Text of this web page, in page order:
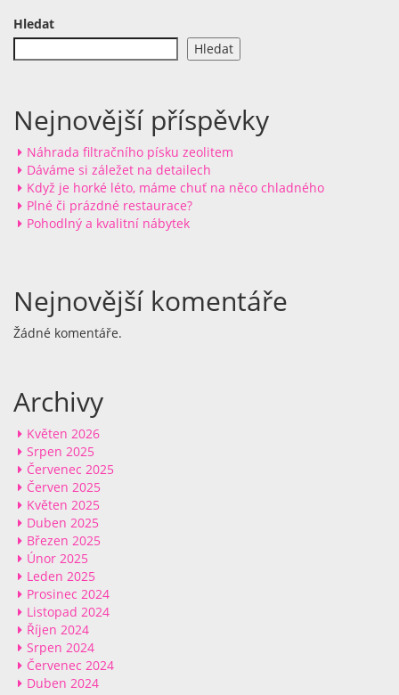
Hledat
Hledat
Nejnovější příspěvky
Náhrada filtračního písku zeolitem
Dáváme si záležet na detailech
Když je horké léto, máme chuť na něco chladného
Plné či prázdné restaurace?
Pohodlný a kvalitní nábytek
Nejnovější komentáře
Žádné komentáře.
Archivy
Květen 2026
Srpen 2025
Červenec 2025
Červen 2025
Květen 2025
Duben 2025
Březen 2025
Únor 2025
Leden 2025
Prosinec 2024
Listopad 2024
Říjen 2024
Srpen 2024
Červenec 2024
Duben 2024